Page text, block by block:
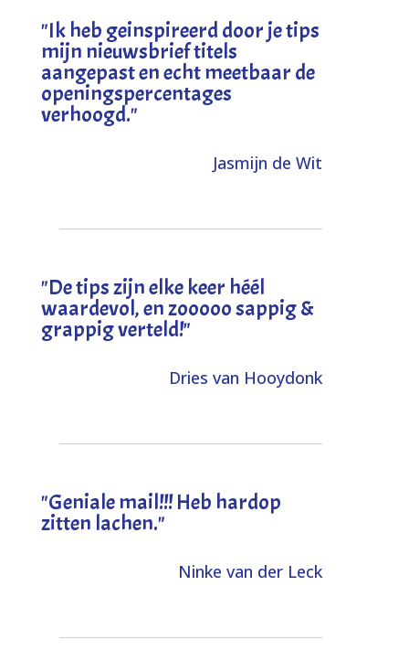
"Ik heb geinspireerd door je tips
mijn nieuwsbrief titels
aangepast en echt meetbaar de
openingspercentages
verhoogd."
Jasmijn de Wit
"De tips zijn elke keer héél
waardevol, en zooooo sappig &
grappig verteld!"
Dries van Hooydonk
"Geniale mail!!! Heb hardop
zitten lachen."
Ninke van der Leck